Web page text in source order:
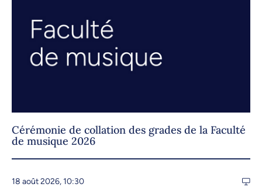
Cérémonie de collation des grades de la Faculté
de musique 2026
18 août 2026, 10:30